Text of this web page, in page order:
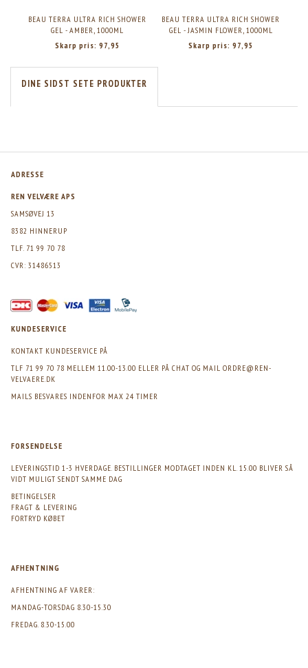
BEAU TERRA ULTRA RICH SHOWER
GEL - AMBER, 1000ML
Skarp pris: 97,95
BEAU TERRA ULTRA RICH SHOWER
GEL - JASMIN FLOWER, 1000ML
Skarp pris: 97,95
DINE SIDST SETE PRODUKTER
ADRESSE
REN VELVÆRE APS
SAMSØVEJ 13
8382 HINNERUP
TLF. 71 99 70 78
CVR: 31486513
KUNDESERVICE
KONTAKT KUNDESERVICE PÅ
TLF 71 99 70 78 MELLEM 11.00-13.00 ELLER PÅ CHAT OG MAIL ORDRE@REN-
VELVAERE.DK
MAILS BESVARES INDENFOR MAX 24 TIMER
FORSENDELSE
LEVERINGSTID 1-3 HVERDAGE. BESTILLINGER MODTAGET INDEN KL. 15.00 BLIVER SÅ
VIDT MULIGT SENDT SAMME DAG
BETINGELSER
FRAGT & LEVERING
FORTRYD KØBET
AFHENTNING
AFHENTNING AF VARER:
MANDAG-TORSDAG 8.30-15.30
FREDAG. 8.30-15.00